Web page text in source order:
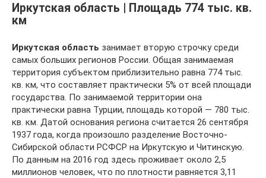
Иркутская область | Площадь 774 тыс. кв.
км
Иркутская область занимает вторую строчку среди
самых больших регионов России. Общая занимаемая
территория субъектом приблизительно равна 774 тыс.
кв. км, что составляет практически 5% от всей площади
государства. По занимаемой территории она
практически равна Турции, площадь которой — 780 тыс.
кв. км. Датой основания региона считается 26 сентября
1937 года, когда произошло разделение Восточно-
Сибирской области РСФСР на Иркутскую и Читинскую.
По данным на 2016 год здесь проживает около 2,5
миллионов человек, что по плотности равняется 3,11